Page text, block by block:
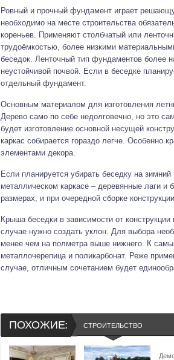
Ровный и прочный фундамент играет
необходимо на месте строительства
кореньев. Применяют столбчатый или
трудоёмкостью, более низкими
беседок. Ленточный тип фундаментов более
неустойчивой почвой. Если в беседке
отдельный фундамент.
Основным материалом для изготовления
Дерево само по себе недолговечно, но это
будет изготовление основной несущей
каркас собирается гораздо легче. Особенно
элементами декора.
Если планируется убирать беседку на
металлическом каркасе – деревянные лаги и
размерах, и при очередной сборке
Крыша беседки в зависимости от
случае нужно создать уклон. Для выбора
менее чем на полметра выше нижнего. К
металлочерепица и поликарбонат. Реже
случае, отличным сочетанием будет
ПОХОЖИЕ: СТРОИТЕЛЬСТВО